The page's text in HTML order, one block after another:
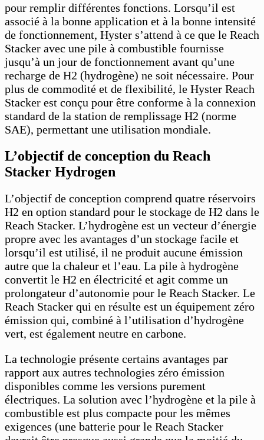
pour remplir différentes fonctions. Lorsqu’il est
associé à la bonne application et à la bonne intensité
de fonctionnement, Hyster s’attend à ce que le Reach
Stacker avec une pile à combustible fournisse
jusqu’à un jour de fonctionnement avant qu’une
recharge de H2 (hydrogène) ne soit nécessaire. Pour
plus de commodité et de flexibilité, le Hyster Reach
Stacker est conçu pour être conforme à la connexion
standard de la station de remplissage H2 (norme
SAE), permettant une utilisation mondiale.
L’objectif de conception du Reach
Stacker Hydrogen
L’objectif de conception comprend quatre réservoirs
H2 en option standard pour le stockage de H2 dans le
Reach Stacker. L’hydrogène est un vecteur d’énergie
propre avec les avantages d’un stockage facile et
lorsqu’il est utilisé, il ne produit aucune émission
autre que la chaleur et l’eau. La pile à hydrogène
convertit le H2 en électricité et agit comme un
prolongateur d’autonomie pour le Reach Stacker. Le
Reach Stacker qui en résulte est un équipement zéro
émission qui, combiné à l’utilisation d’hydrogène
vert, est également neutre en carbone.
La technologie présente certains avantages par
rapport aux autres technologies zéro émission
disponibles comme les versions purement
électriques. La solution avec l’hydrogène et la pile à
combustible est plus compacte pour les mêmes
exigences (une batterie pour le Reach Stacker